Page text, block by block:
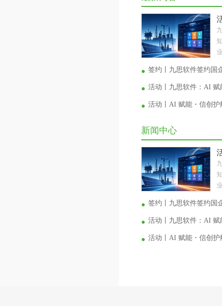
签约丨九思软件签约国
活动丨九思软件：AI
活动丨AI 赋能・信创
新闻中心
签约丨九思软件签约国
活动丨九思软件：AI
活动丨AI 赋能・信创